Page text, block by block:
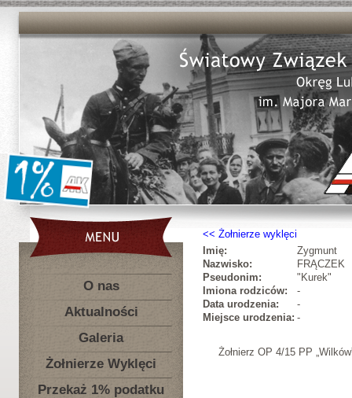
O nas
Aktualności
Galeria
Żołnierze Wyklęci
Przekaż 1% podatku
Żołnierze wyklęci
Imię:
Zygmunt
Nazwisko:
FRĄCZEK
Pseudonim:
"Kurek"
Imiona rodziców:
-
Data urodzenia:
-
Miejsce urodzenia: -
Żołnierz OP 4/15 PP